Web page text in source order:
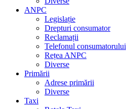
ANPC
Legislație
Drepturi consumator
Reclamații
Telefonul consumatorului
Rețea ANPC
Diverse
Primării
Adrese primării
Diverse
Taxi